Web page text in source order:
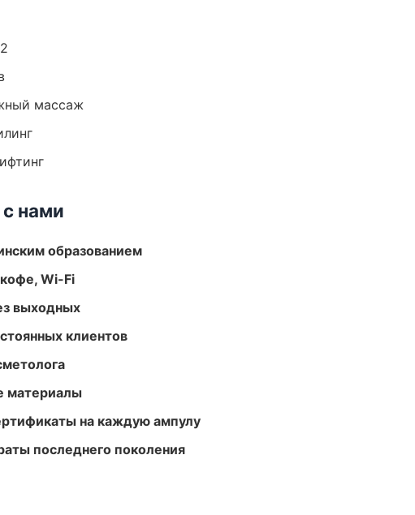
массаж
нами
образованием
Wi-Fi
выходных
клиентов
материалы
на каждую ампулу
последнего поколения